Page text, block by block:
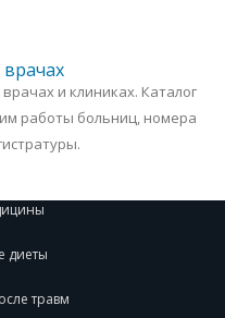
и клиниках. Каталог
работы больниц, номера
диеты
травм